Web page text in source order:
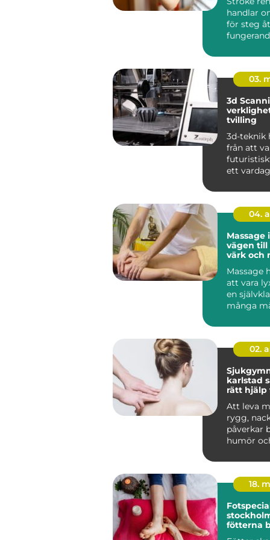
handlar
för steg
03.
3d Scanning
tvilling
3d-teknik
från att
ett
04.
Massage
vägen
värk och
Massage
att vara
en
många
02.
karlstad så hittar du
rätt hjälp
Att leva
rygg,
påverkar
humör
18.
stockholm
fötterna